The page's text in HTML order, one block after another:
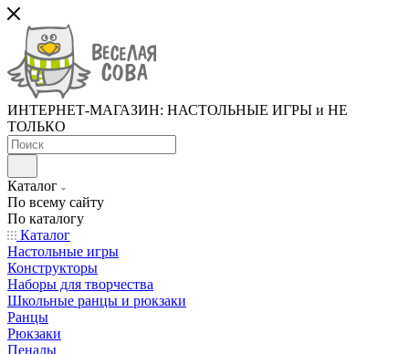
ИНТЕРНЕТ-МАГАЗИН: НАСТОЛЬНЫЕ ИГРЫ и НЕ
ТОЛЬКО
Каталог
По всему сайту
По каталогу
Каталог
Настольные игры
Конструкторы
Наборы для творчества
Школьные ранцы и рюкзаки
Ранцы
Рюкзаки
Пеналы